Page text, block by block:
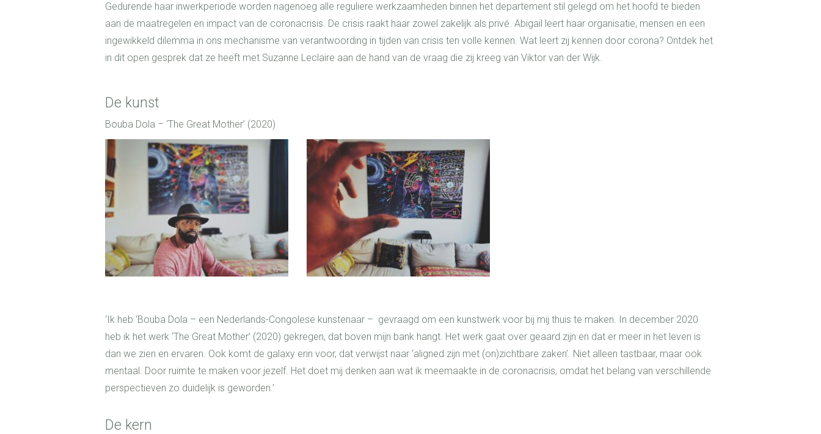
Gedurende haar inwerkperiode worden nagenoeg alle reguliere werkzaamheden binnen het departement stil gelegd om het hoofd te bieden
aan de maatregelen en impact van de coronacrisis. De crisis raakt haar zowel zakelijk als privé. Abigail leert haar organisatie, mensen en een
ingewikkeld dilemma in ons mechanisme van verantwoording in tijden van crisis ten volle kennen. Wat leert zij kennen door corona? Ontdek het
in dit open gesprek dat ze heeft met Suzanne Leclaire aan de hand van de vraag die zij kreeg van Viktor van der Wijk.
De kunst
Bouba Dola – ‘The Great Mother’ (2020)
‘Ik heb ‘Bouba Dola – een Nederlands-Congolese kunstenaar – gevraagd om een kunstwerk voor bij mij thuis te maken. In december 2020
heb ik het werk ‘The Great Mother’ (2020) gekregen, dat boven mijn bank hangt. Het werk gaat over geaard zijn en dat er meer in het leven is
dan we zien en ervaren. Ook komt de galaxy erin voor, dat verwijst naar ‘aligned zijn met (on)zichtbare zaken’. Niet alleen tastbaar, maar ook
mentaal. Door ruimte te maken voor jezelf. Het doet mij denken aan wat ik meemaakte in de coronacrisis, omdat het belang van verschillende
perspectieven zo duidelijk is geworden.’
De kern